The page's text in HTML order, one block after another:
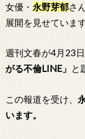
女優・ 永野芽郁さ
展開を見せています
週刊文春が4月23
がる不倫LINE」 と
この報道を受け、
います。